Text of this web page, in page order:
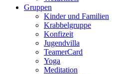
Gruppen
Kinder und Familien
Krabbelgruppe
Konfizeit
Jugendvilla
TeamerCard
Yoga
Meditation